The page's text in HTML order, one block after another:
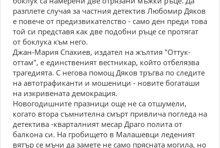
разплете случая за частния детектив Любомир Дяков
е повече от предизвикателство - само ден преди това
той си представя как две подобни ръце се протягат
от боклука към него.
Джан-Мария Спахиев, издател на жълтия "Оттук-
оттам", е единственият вестникар, който отбелязва
трагедията. С негова помощ Дяков тръгва по следите
на автотрафиканти и мошеници - новите богаташи
на изкривената демокрация.
Новогодишните празници още не са отшумели,
когато втора съмнителна смърт привлича погледа на
детектива -кварталният месар Драго полита от
балкона си. На гробището в Малашевци леденият
вятър се мъчи да замете не само прясната могила, но